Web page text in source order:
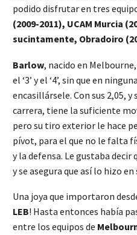
podido disfrutar en tres
(2009-2011), UCAM Murcia
sucintamente, Obradoiro
Barlow, nacido en
el ‘3’ y el ‘4’, sin que en
encasillársele. Con sus 2,05,
carrera, tiene la suficiente
pero su tiro exterior le hace
pívot, para el que no le falta
y la defensa. Le gustaba decir
y se asegura que así lo hizo
Una joya que importaron
LEB! Hasta entonces había
entre los equipos de